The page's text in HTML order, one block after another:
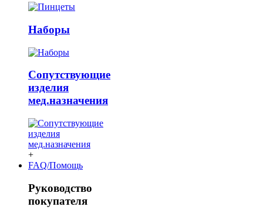
Наборы
Сопутствующие
изделия
мед.назначения
+
FAQ/Помощь
Руководство
покупателя